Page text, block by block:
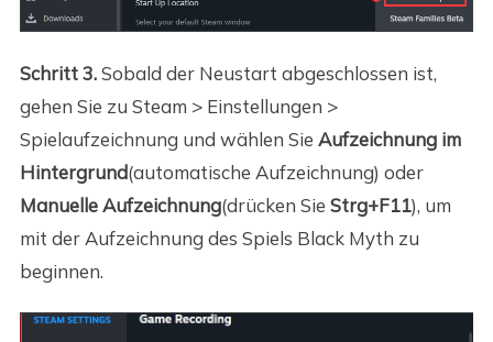
Schritt 3.Sobald der Neustart abgeschlossen ist,
gehen Sie zu Steam > Einstellungen >
Spielaufzeichnung und wählen Sie Aufzeichnung im
Hintergrund(automatische Aufzeichnung) oder
Manuelle Aufzeichnung(drücken Sie Strg+F11), um
mit der Aufzeichnung des Spiels Black Myth zu
beginnen.